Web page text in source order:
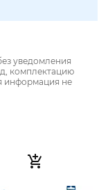
уведомления
комплектацию
информация не